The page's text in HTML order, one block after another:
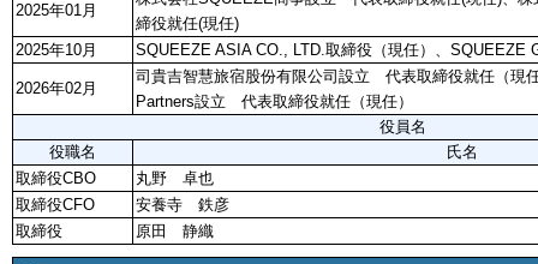
2025年01月
締役就任(現任)
2025年10月
SQUEEZE ASIA CO., LTD.取締役（現任）、SQUEEZE
2026年02月
司貴吉智慧旅宿股份有限公司設立 代表取締役就任（現
Partners設立 代表取締役就任（現任）
役員名
役職名
氏名
取締役CBO
丸野 卓也
取締役CFO
安養寺 鉄彦
取締役
原田 静織